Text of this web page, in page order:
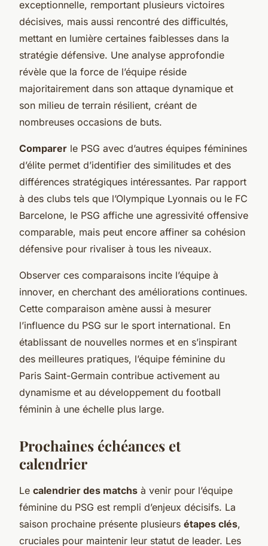
exceptionnelle, remportant plusieurs victoires
décisives, mais aussi rencontré des difficultés,
mettant en lumière certaines faiblesses dans la
stratégie défensive. Une analyse approfondie
révèle que la force de l’équipe réside
majoritairement dans son attaque dynamique et
son milieu de terrain résilient, créant de
nombreuses occasions de buts.
Comparer le PSG avec d’autres équipes féminines
d’élite permet d’identifier des similitudes et des
différences stratégiques intéressantes. Par rapport
à des clubs tels que l’Olympique Lyonnais ou le FC
Barcelone, le PSG affiche une agressivité offensive
comparable, mais peut encore affiner sa cohésion
défensive pour rivaliser à tous les niveaux.
Observer ces comparaisons incite l’équipe à
innover, en cherchant des améliorations continues.
Cette comparaison amène aussi à mesurer
l’influence du PSG sur le sport international. En
établissant de nouvelles normes et en s’inspirant
des meilleures pratiques, l’équipe féminine du
Paris Saint-Germain contribue activement au
dynamisme et au développement du football
féminin à une échelle plus large.
Prochaines échéances et
calendrier
Le calendrier des matchs à venir pour l’équipe
féminine du PSG est rempli d’enjeux décisifs. La
saison prochaine présente plusieurs étapes clés,
cruciales pour maintenir leur statut de leader. Les